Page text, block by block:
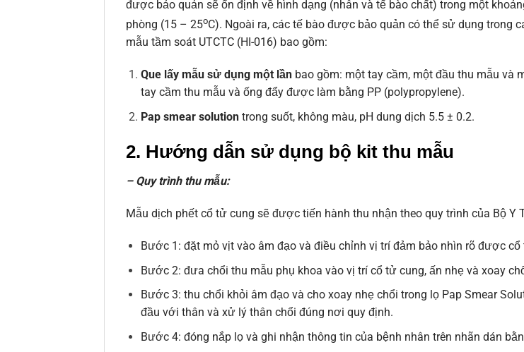
được bảo quản sẽ ổn định về hình dạng (nhân và tế bào chất) trong một
phòng (15 – 25oC). Ngoài ra, các tế bào được bảo quản có thể sử dụng trong
mẫu tầm soát UTCTC (HI-016) bao gồm:
Que lấy mẫu sử dụng một lầnbao gồm: một tay cầm, một đầu thu mẫu và
tay cầm thu mẫu và ống đẩy được làm bằng PP (polypropylene).
Pap smear solutiontrong suốt, không màu, pH dung dịch 5.5 ± 0.2.
2. Hướng dẫn sử dụng bộ kit thu mẫu
– Quy trình thu mẫu:
Mẫu dịch phết cổ tử cung sẽ được tiến hành thu nhận theo quy trình của Bộ Y
Bước 1: đặt mỏ vịt vào âm đạo và điều chỉnh vị trí đảm bảo nhìn rõ được cổ
Bước 2: đưa chổi thu mẫu phụ khoa vào vị trí cổ tử cung, ấn nhẹ và xoay
Bước 3: thu chổi khỏi âm đạo và cho xoay nhẹ chổi trong lọ Pap Smear
đầu với thân và xử lý thân chổi đúng nơi quy định.
Bước 4: đóng nắp lọ và ghi nhận thông tin của bệnh nhân trên nhãn dán